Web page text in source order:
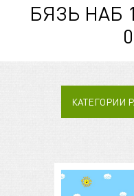
БЯЗЬ НАБ
КАТЕГОРИИ